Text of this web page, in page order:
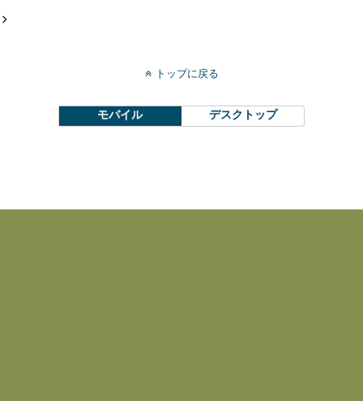
トップに戻る
モバイル デスクトップ